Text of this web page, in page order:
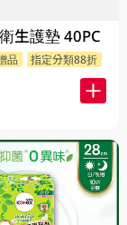
生護墊 40PC
品 指定分類88折